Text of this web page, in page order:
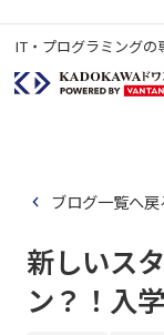
IT・プログラミング
ブログ一覧へ戻
新しいス
ン？！入